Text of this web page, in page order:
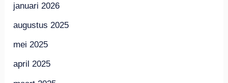
januari 2026
augustus 2025
mei 2025
april 2025